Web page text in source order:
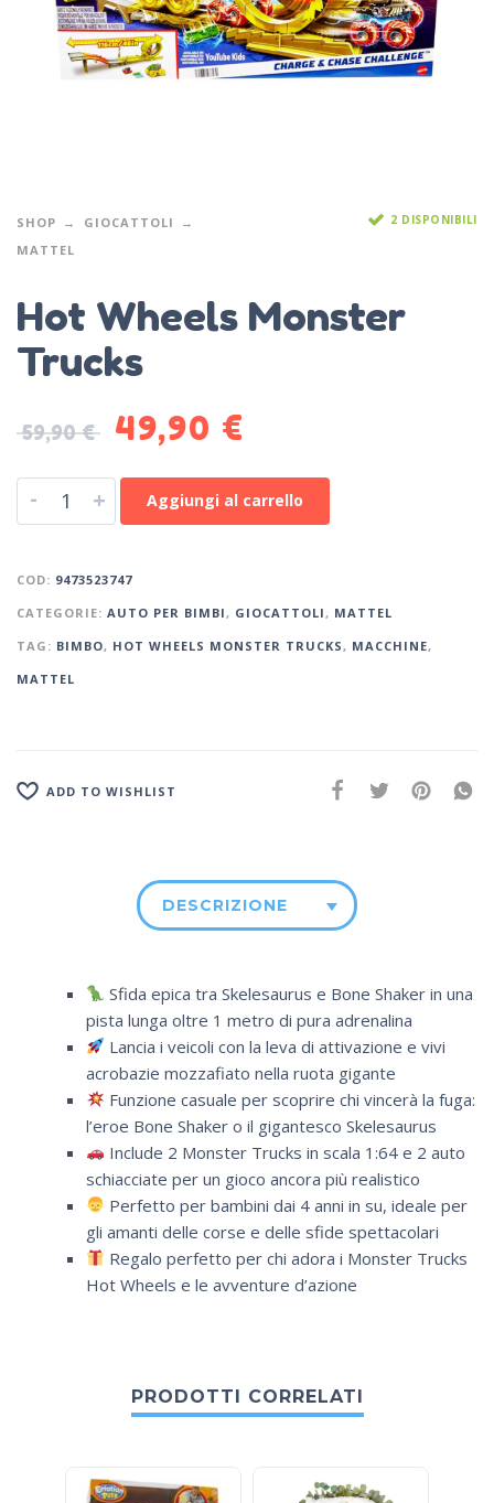
SHOP
GIOCATTOLI
MATTEL
2 DISPONIBILI
Hot Wheels Monster
Trucks
59,90€ 49,90 €
- + Aggiungi al carrello
COD: 9473523747
CATEGORIE: AUTO PER BIMBI , GIOCATTOLI , MATTEL
TAG: BIMBO, HOT WHEELS MONSTER TRUCKS , MACCHINE,
MATTEL
ADD TO WISHLIST
DESCRIZIONE
Sfida epica tra Skelesaurus e Bone Shaker in una
pista lunga oltre 1 metro di pura adrenalina
Lancia i veicoli con la leva di attivazione e vivi
acrobazie mozzafiato nella ruota gigante
Funzione casuale per scoprire chi vincerà la fuga:
l’eroe Bone Shaker o il gigantesco Skelesaurus
Include 2 Monster Trucks in scala 1:64 e 2 auto
schiacciate per un gioco ancora più realistico
Perfetto per bambini dai 4 anni in su, ideale per
gli amanti delle corse e delle sfide spettacolari
Regalo perfetto per chi adora i Monster Trucks
Hot Wheels e le avventure d’azione
PRODOTTI CORRELATI